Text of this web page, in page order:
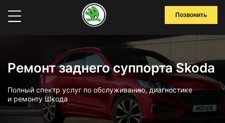
Позвонить
Ремонт заднего суппорта Skoda
Полный спектр услуг по обслуживанию, диагностике
и ремонту Шкода